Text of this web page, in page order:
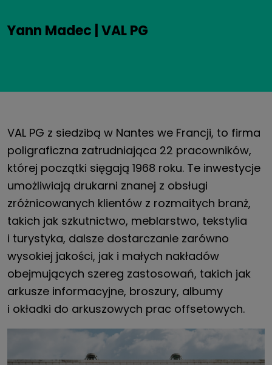
Yann Madec | VAL PG
VAL PG z siedzibą w Nantes we Francji, to firma
poligraficzna zatrudniająca 22 pracowników,
której początki sięgają 1968 roku. Te inwestycje
umożliwiają drukarni znanej z obsługi
zróżnicowanych klientów z rozmaitych branż,
takich jak szkutnictwo, meblarstwo, tekstylia
i turystyka, dalsze dostarczanie zarówno
wysokiej jakości, jak i małych nakładów
obejmujących szereg zastosowań, takich jak
arkusze informacyjne, broszury, albumy
i okładki do arkuszowych prac offsetowych.